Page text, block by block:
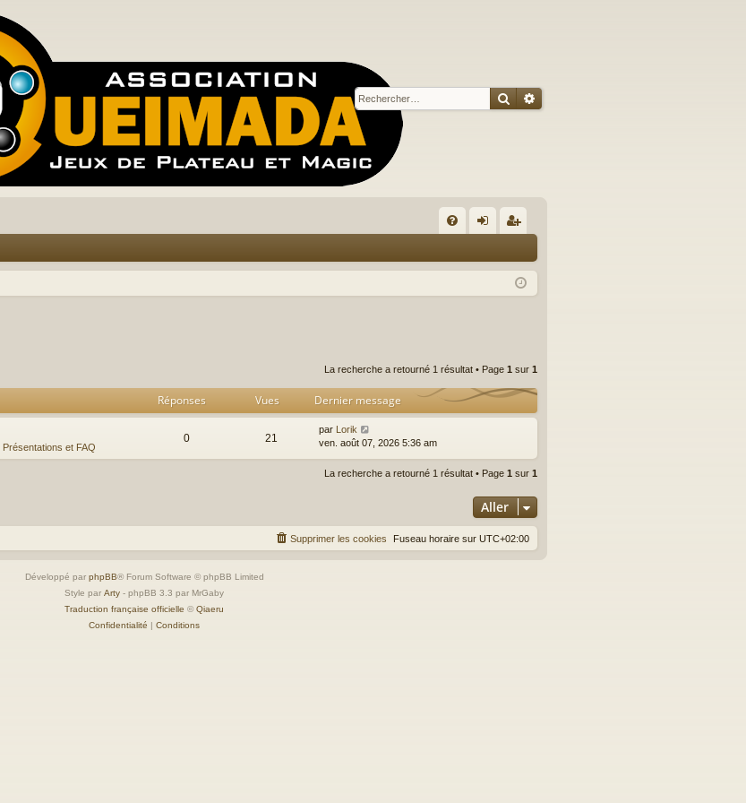
Rechercher
Recherche avancée
Q ne cri
La recherche a retourné 1 résultat • Page 1 sur 1
Réponses Vues Dernier message
Présentations et FAQ
0 21
par Lorik
ven. août 07, 2026 5:36 am
La recherche a retourné 1 résultat • Page 1 sur 1
Aller
Fuseau horaire sur UTC+02:00
Supprimer les cookies
Développé par phpBB® Forum Software © phpBB Limited
Style par Arty - phpBB 3.3 par MrGaby
Traduction française officielle © Qiaeru
Confidentialité
Conditions